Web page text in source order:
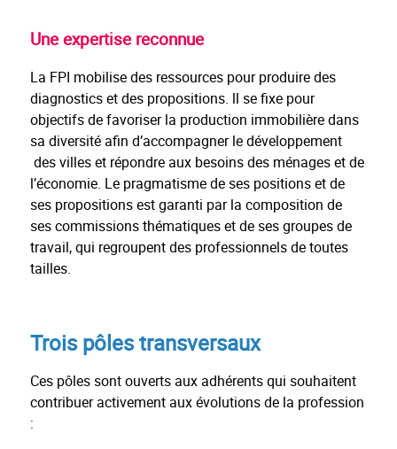
Une expertise reconnue
La FPI mobilise des ressources pour produire des
diagnostics et des propositions. ll se fixe pour
objectifs de favoriser la production immobilière dans
sa diversité afin d’accompagner le développement
des villes et répondre aux besoins des ménages et de
l’économie. Le pragmatisme de ses positions et de
ses propositions est garanti par la composition de
ses commissions thématiques et de ses groupes de
travail, qui regroupent des professionnels de toutes
tailles.
Trois pôles transversaux
Ces pôles sont ouverts aux adhérents qui souhaitent
contribuer activement aux évolutions de la profession
: